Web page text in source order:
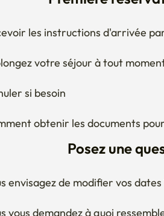
les instructions d'arrivée
votre séjour à tout moment
si besoin
obtenir les documents pour
Posez une
envisagez de modifier vos dates
vous demandez à quoi